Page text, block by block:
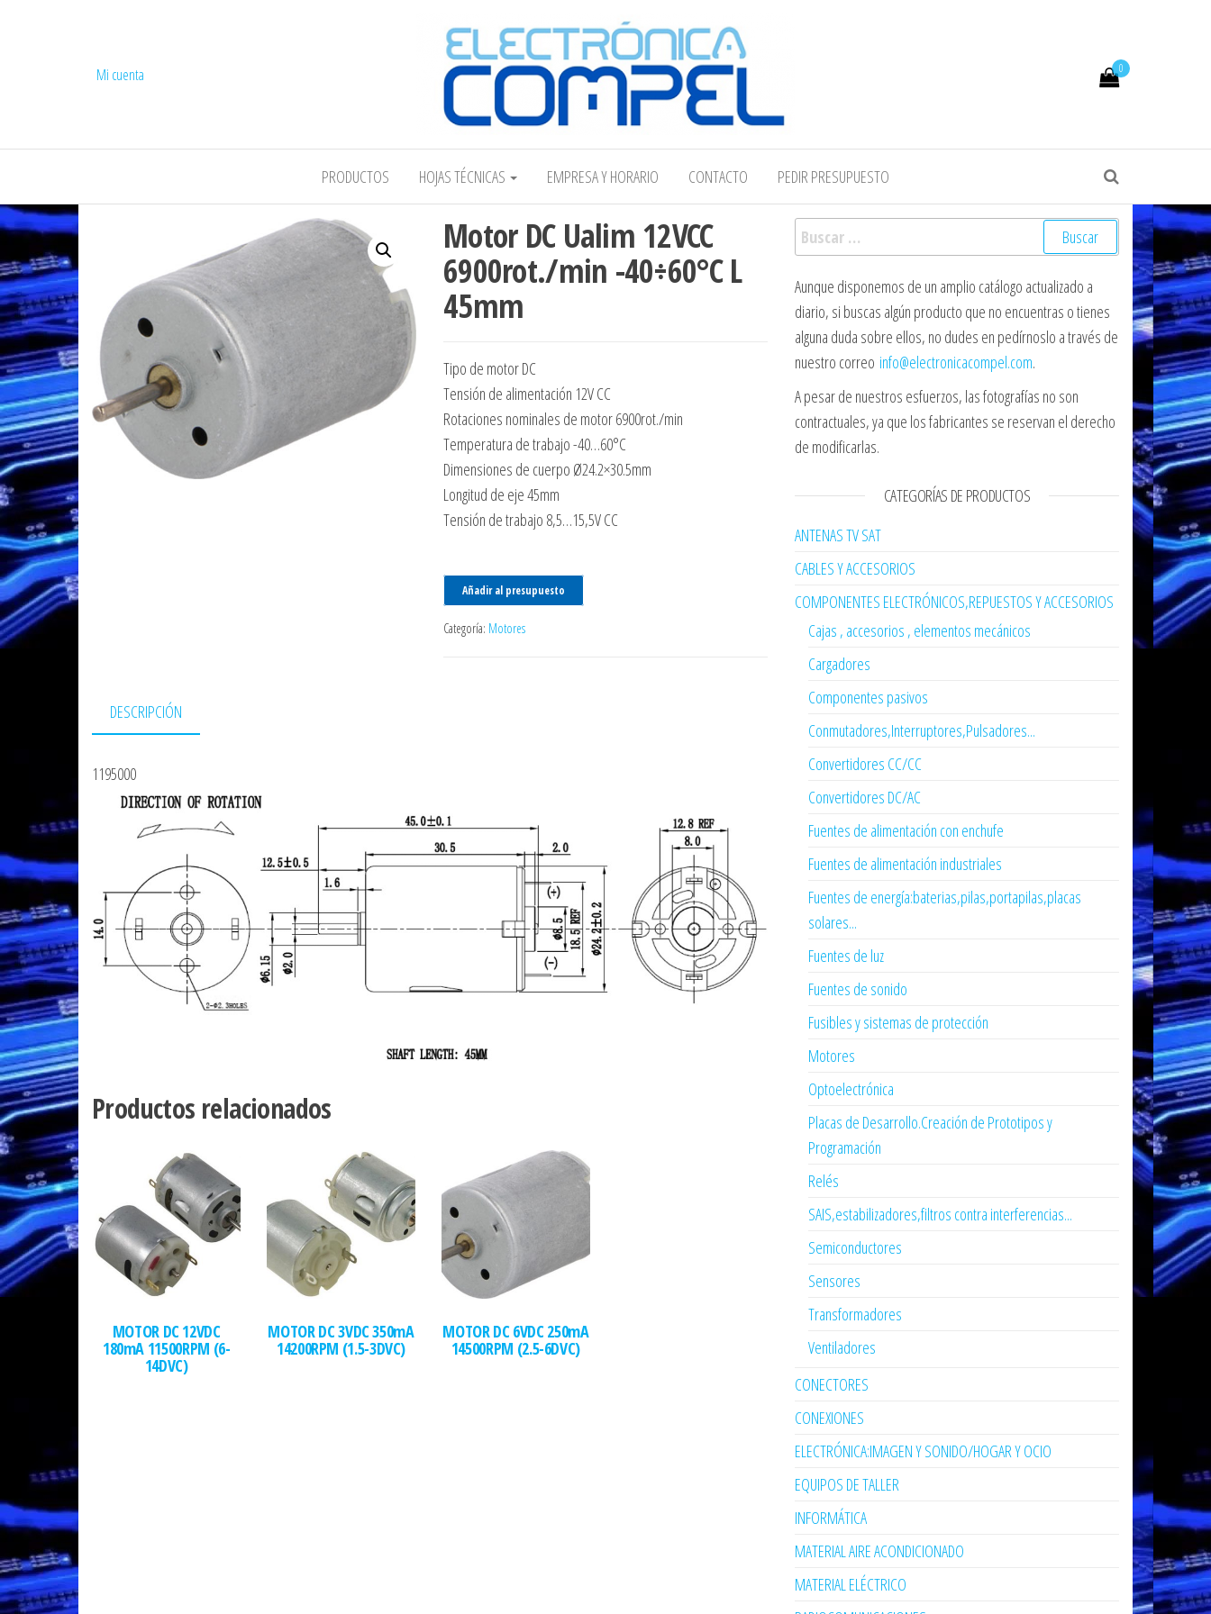
COMPEL Electrónica COMPEL
0
Mi cuenta
PRODUCTOS HOJAS TÉCNICAS EMPRESA Y HORARIO CONTACTO PEDIR PRESUPUESTO
Motor DC Ualim 12VCC
6900rot./min -40÷60°C L
45mm
Tipo de motor DC
Tensión de alimentación 12V CC
Rotaciones nominales de motor 6900rot./min
Temperatura de trabajo -40…60°C
Dimensiones de cuerpo Ø24.2×30.5mm
Longitud de eje 45mm
Tensión de trabajo 8,5…15,5V CC
Añadir al presupuesto
Categoría: Motores
DESCRIPCIÓN
1195000
Productos relacionados
MOTOR DC 12VDC
180mA 11500RPM (6-
14DVC)
MOTOR DC 3VDC 350mA
14200RPM (1.5-3DVC)
MOTOR DC 6VDC 250mA
14500RPM (2.5-6DVC)
Buscar:
Aunque disponemos de un amplio catálogo actualizado a
diario, si buscas algún producto que no encuentras o tienes
alguna duda sobre ellos, no dudes en pedírnoslo a través de
nuestro correo info@electronicacompel.com.
A pesar de nuestros esfuerzos, las fotografías no son
contractuales, ya que los fabricantes se reservan el derecho
de modificarlas.
CATEGORÍAS DE PRODUCTOS
ANTENAS TV SAT
CABLES Y ACCESORIOS
COMPONENTES ELECTRÓNICOS,REPUESTOS Y ACCESORIOS
Cajas , accesorios , elementos mecánicos
Cargadores
Componentes pasivos
Conmutadores,Interruptores,Pulsadores...
Convertidores CC/CC
Convertidores DC/AC
Fuentes de alimentación con enchufe
Fuentes de alimentación industriales
Fuentes de energía:baterias,pilas,portapilas,placas
solares...
Fuentes de luz
Fuentes de sonido
Fusibles y sistemas de protección
Motores
Optoelectrónica
Placas de Desarrollo.Creación de Prototipos y
Programación
Relés
SAIS,estabilizadores,filtros contra interferencias...
Semiconductores
Sensores
Transformadores
Ventiladores
CONECTORES
CONEXIONES
ELECTRÓNICA:IMAGEN Y SONIDO/HOGAR Y OCIO
EQUIPOS DE TALLER
INFORMÁTICA
MATERIAL AIRE ACONDICIONADO
MATERIAL ELÉCTRICO